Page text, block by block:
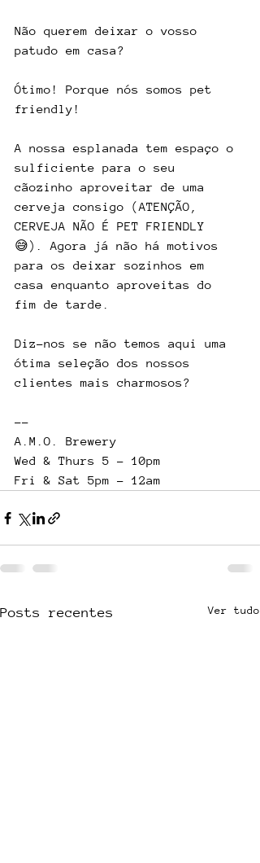
Não querem deixar o vosso
patudo em casa?
Ótimo! Porque nós somos pet
friendly!
A nossa esplanada tem espaço o
sulficiente para o seu
cãozinho aproveitar de uma
cerveja consigo (ATENÇÃO,
CERVEJA NÃO É PET FRIENDLY
😅). Agora já não há motivos
para os deixar sozinhos em
casa enquanto aproveitas do
fim de tarde.
Diz-nos se não temos aqui uma
ótima seleção dos nossos
clientes mais charmosos?
--
A.M.O. Brewery
Wed & Thurs 5 - 10pm
Fri & Sat 5pm - 12am
Posts recentes Ver tudo